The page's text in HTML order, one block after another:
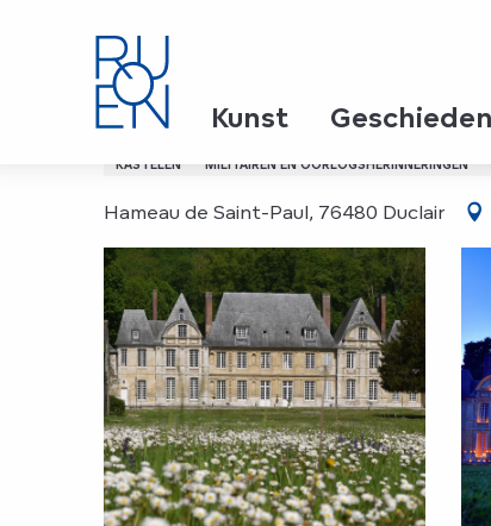
Kunst
Château du Taillis
KASTELEN MILITAIREN EN OORLOGSHERINNERINGEN
Hameau de Saint-Paul, 76480 Duclair